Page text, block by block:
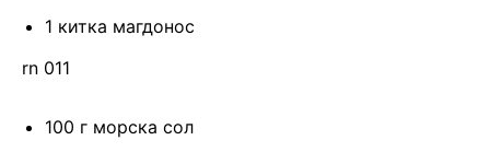
1 китка магдонос
rn 011
100 г морска сол